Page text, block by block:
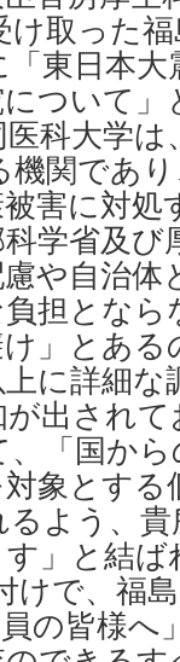
取った福
東日本
ついて」
科大学
機関であ
害に対
学省及び
や自治体
担とな
」とあ
に詳細な
出され
「国か
象とする
よう、
す」と結
けで、福
の皆様へ